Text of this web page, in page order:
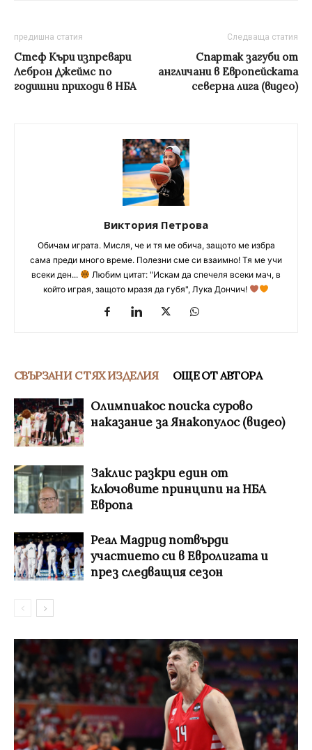
предишна статия
Стеф Къри изпревари
Леброн Джеймс по
годишни приходи в НБА
Следваща статия
Спартак загуби от
англичани в Европейската
северна лига (видео)
Виктория Петрова
Обичам играта. Мисля, че и тя ме обича, защото ме избра
сама преди много време. Полезни сме си взаимно! Тя ме учи
всеки ден...
Любим цитат: "Искам да спечеля всеки мач, в
който играя, защото мразя да губя", Лука Дончич!
СВЪРЗАНИ С ТЯХ ИЗДЕЛИЯ ОЩЕ ОТ АВТОРА
Олимпиакос поиска сурово
наказание за Янакопулос (видео)
Заклис разкри един от
ключовите принципи на НБА
Европа
Реал Мадрид потвърди
участието си в Евролигата и
през следващия сезон